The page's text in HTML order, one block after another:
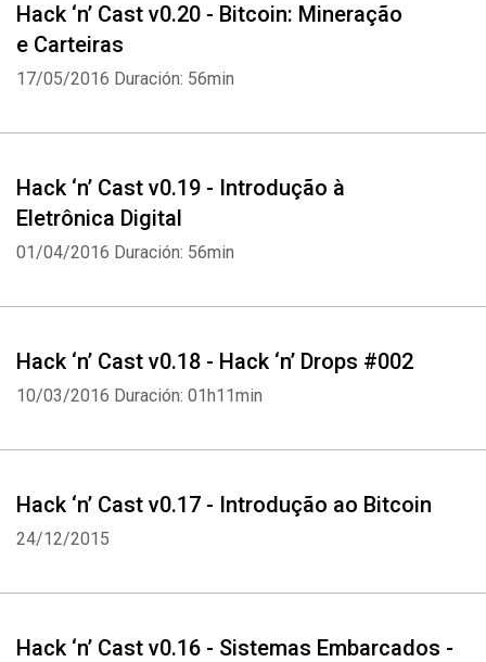
Hack ‘n’ Cast v0.20 - Bitcoin: Mineração
e Carteiras
17/05/2016 Duración: 56min
Hack ‘n’ Cast v0.19 - Introdução à
Eletrônica Digital
01/04/2016 Duración: 56min
Hack ‘n’ Cast v0.18 - Hack ‘n’ Drops #002
10/03/2016 Duración: 01h11min
Hack ‘n’ Cast v0.17 - Introdução ao Bitcoin
24/12/2015
Hack ‘n’ Cast v0.16 - Sistemas Embarcados -